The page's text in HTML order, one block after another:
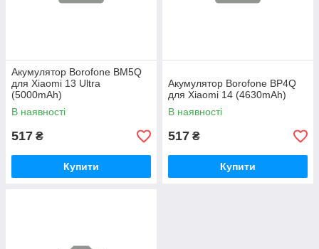
Акумулятор Borofone BM5Q
для Xiaomi 13 Ultra
(5000mAh)
В наявності
517 ₴
Купити
Акумулятор Borofone BP4Q
для Xiaomi 14 (4630mAh)
В наявності
517 ₴
Купити